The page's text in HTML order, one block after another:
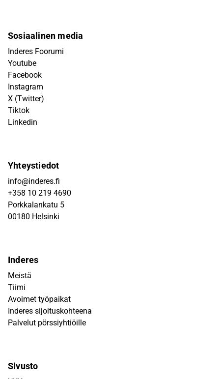
Sosiaalinen media
Inderes Foorumi
Youtube
Facebook
Instagram
X (Twitter)
Tiktok
Linkedin
Yhteystiedot
info@inderes.fi
+358 10 219 4690
Porkkalankatu 5
00180 Helsinki
Inderes
Meistä
Tiimi
Avoimet työpaikat
Inderes sijoituskohteena
Palvelut pörssiyhtiöille
Sivusto